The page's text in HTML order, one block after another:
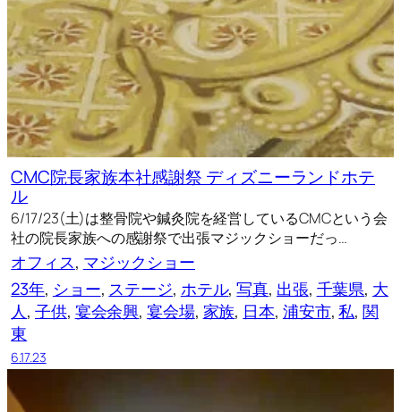
CMC院長家族本社感謝祭 ディズニーランドホテ
ル
6/17/23(土)は整骨院や鍼灸院を経営しているCMCという会
社の院長家族への感謝祭で出張マジックショーだっ…
オフィス, マジックショー
23年, ショー, ステージ, ホテル, 写真, 出張, 千葉県, 大
人, 子供, 宴会余興, 宴会場, 家族, 日本, 浦安市, 私, 関
東
6.17.23